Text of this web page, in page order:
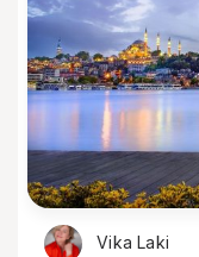
Vika Laki